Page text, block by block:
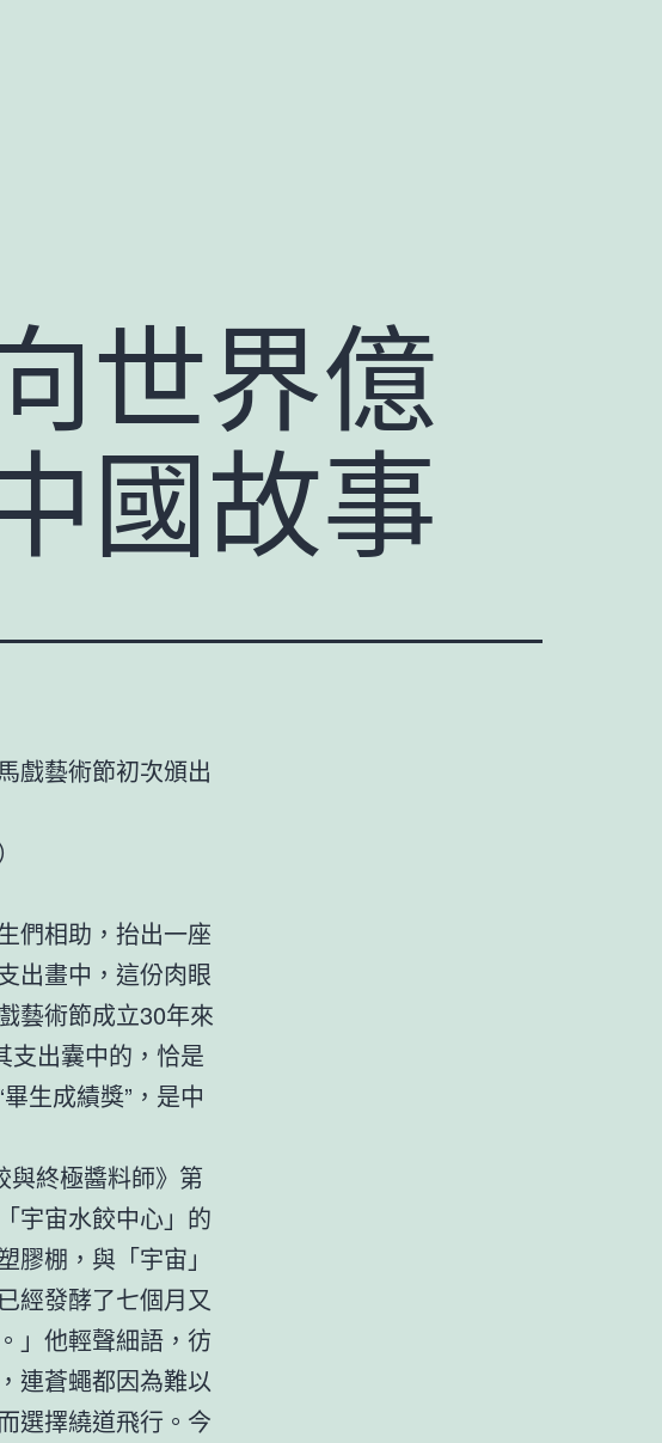
世界億
國故事
戲藝術節初次頒出
們相助，抬出一座
出畫中，這份肉眼
藝術節成立30年來
支出囊中的，恰是
生成績獎”，是中
與終極醬料師》第
宇宙水餃中心」的
棚，與「宇宙」
經發酵了七個月又
」他輕聲細語，彷
連蒼蠅都因為難以
選擇繞道飛行。今